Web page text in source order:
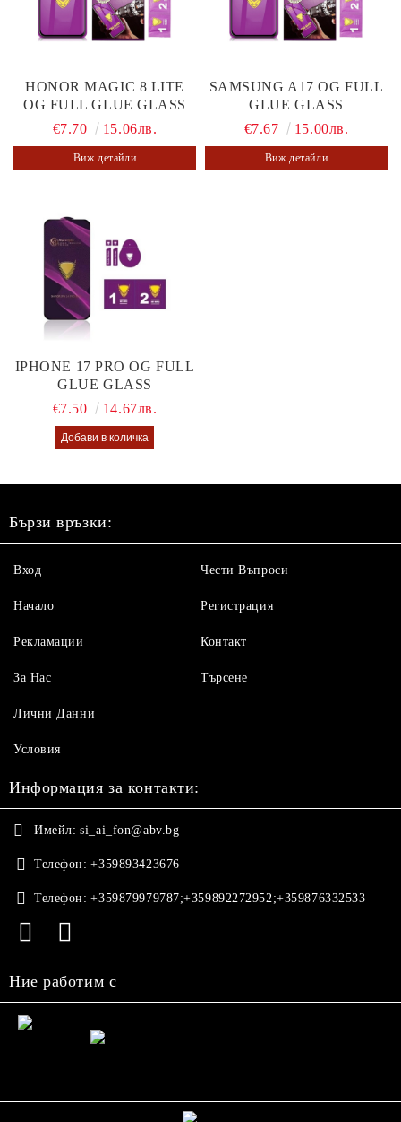
HONOR MAGIC 8 LITE
OG FULL GLUE GLASS
€7.70
15.06лв.
Виж детайли
SAMSUNG A17 OG FULL
GLUE GLASS
€7.67
15.00лв.
Виж детайли
IPHONE 17 PRO OG FULL
GLUE GLASS
€7.50
14.67лв.
Бързи връзки:
Вход
Начало
Рекламации
За Нас
Чести Въпроси
Регистрация
Контакт
Търсене
Лични Данни
Условия
Информация за контакти:
Имейл: si_ai_fon@abv.bg
Телефон: +359893423676
Телефон: +359879979787;+359892272952;+359876332533
Ние работим с